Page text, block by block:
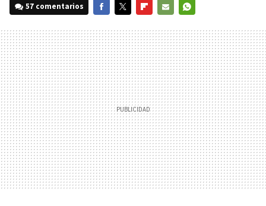
57 comentarios
MAIL